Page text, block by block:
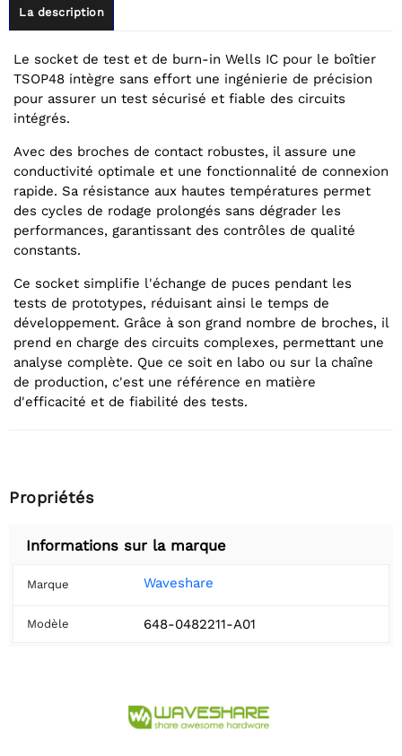
La description
Le socket de test et de burn-in Wells IC pour le boîtier
TSOP48 intègre sans effort une ingénierie de précision
pour assurer un test sécurisé et fiable des circuits
intégrés.
Avec des broches de contact robustes, il assure une
conductivité optimale et une fonctionnalité de connexion
rapide. Sa résistance aux hautes températures permet
des cycles de rodage prolongés sans dégrader les
performances, garantissant des contrôles de qualité
constants.
Ce socket simplifie l'échange de puces pendant les
tests de prototypes, réduisant ainsi le temps de
développement. Grâce à son grand nombre de broches, il
prend en charge des circuits complexes, permettant une
analyse complète. Que ce soit en labo ou sur la chaîne
de production, c'est une référence en matière
d'efficacité et de fiabilité des tests.
Propriétés
Informations sur la marque
Marque Waveshare
Modèle 648-0482211-A01